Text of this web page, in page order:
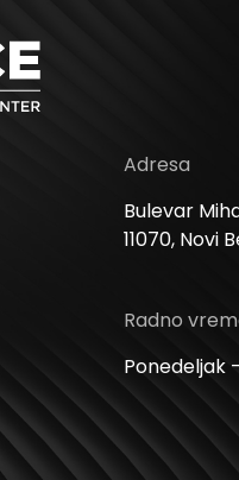
Adresa
Bulevar
11070, Novi
Radno
Ponedeljak